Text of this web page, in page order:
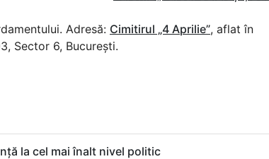
Adresă: Cimitirul „4 Aprilie”, aflat în
Sector 6, București.
la cel mai înalt nivel politic